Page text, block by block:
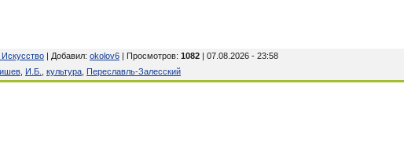
Искусство | Добавил: okolov6 | Просмотров: 1082 | 07.08.2026 - 23:58
И.Б. культура Переславль-Залесский